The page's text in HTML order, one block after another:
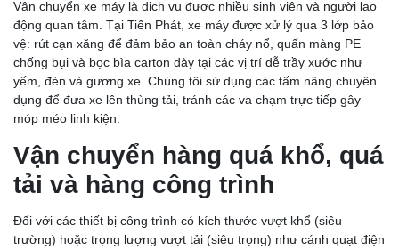
Vận chuyển xe máy là dịch vụ được nhiều sinh viên và người lao
động quan tâm. Tại Tiến Phát, xe máy được xử lý qua 3 lớp bảo
vệ: rút cạn xăng để đảm bảo an toàn cháy nổ, quấn màng PE
chống bụi và bọc bìa carton dày tại các vị trí dễ trầy xước như
yếm, đèn và gương xe. Chúng tôi sử dụng các tấm nâng chuyên
dụng để đưa xe lên thùng tải, tránh các va chạm trực tiếp gây
móp méo linh kiện.
Vận chuyển hàng quá khổ, quá
tải và hàng công trình
Đối với các thiết bị công trình có kích thước vượt khổ (siêu
trường) hoặc trọng lượng vượt tải (siêu trọng) như cánh quạt điện